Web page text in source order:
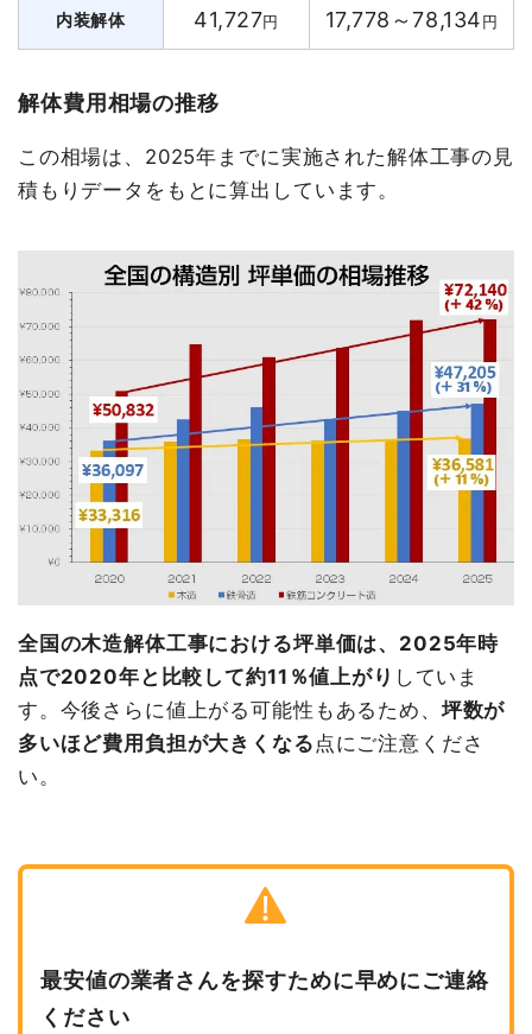
内装解体 41,727円 17,778～78,134円
解体費用相場の推移
この相場は、2025年までに実施された解体工事の見
積もりデータをもとに算出しています。
全国の木造解体工事における坪単価は、2025年時
点で2020年と比較して約11％値上がり していま
す。今後さらに値上がる可能性もあるため、 坪数が
多いほど費用負担が大きくなる 点にご注意くださ
い。
最安値の業者さんを探すために早めにご連絡
ください